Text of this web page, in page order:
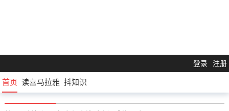
登录 注册
首页 读喜马拉雅 抖知识